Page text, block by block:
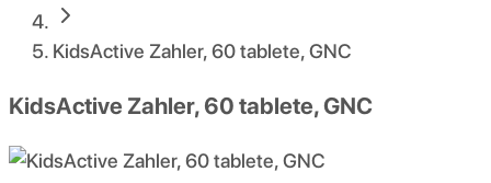
KidsActive Zahler, 60 tablete, GNC
KidsActive Zahler, 60 tablete, GNC